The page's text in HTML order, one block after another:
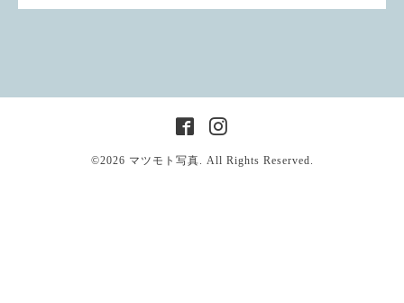
©2026 マツモト写真. All Rights Reserved.